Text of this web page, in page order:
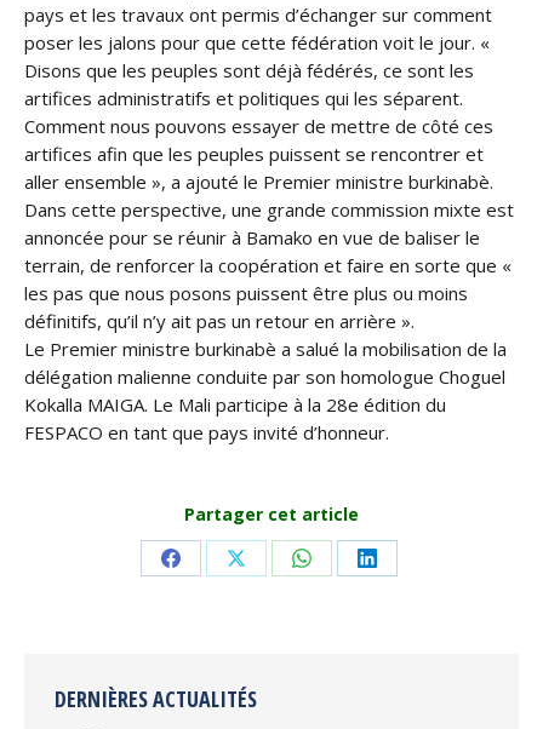
pays et les travaux ont permis d’échanger sur comment
poser les jalons pour que cette fédération voit le jour. «
Disons que les peuples sont déjà fédérés, ce sont les
artifices administratifs et politiques qui les séparent.
Comment nous pouvons essayer de mettre de côté ces
artifices afin que les peuples puissent se rencontrer et
aller ensemble », a ajouté le Premier ministre burkinabè.
Dans cette perspective, une grande commission mixte est
annoncée pour se réunir à Bamako en vue de baliser le
terrain, de renforcer la coopération et faire en sorte que «
les pas que nous posons puissent être plus ou moins
définitifs, qu’il n’y ait pas un retour en arrière ».
Le Premier ministre burkinabè a salué la mobilisation de la
délégation malienne conduite par son homologue Choguel
Kokalla MAIGA. Le Mali participe à la 28e édition du
FESPACO en tant que pays invité d’honneur.
Partager cet article
Share Share Share Share
DERNIÈRES ACTUALITÉS